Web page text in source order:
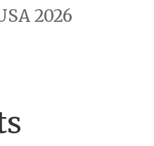
2026